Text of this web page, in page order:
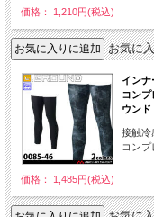
価格： 1,210円(税込)
お気に
インナ
コン
ウンド
接触冷
コンプ
価格： 1,485円(税込)